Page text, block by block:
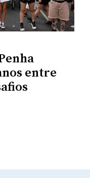
entre